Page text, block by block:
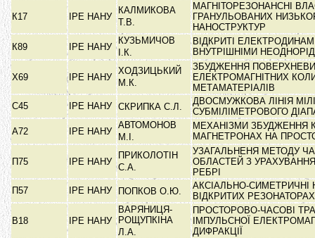
К17 ІРЕ НАНУ
КАЛМИКОВА
Т.В.
МАГНІТОРЕЗОНАНСНІ
ГРАНУЛЬОВАНИХ
НАНОСТРУКТУР
К89
ІРЕ НАНУ
КУЗЬМИЧОВ
І.К.
ВІДКРИТІ
ВНУТРІШНІМИ
Х69 ІРЕ НАНУ
ХОДЗИЦЬКИЙ
М.К.
ЗБУДЖЕННЯ
ЕЛЕКТРОМАГНІТНИХ
МЕТАМАТЕРІАЛІВ
С45
ІРЕ НАНУ СКРИПКА С.Л.
ДВОСМУЖКОВА ЛІНІЯ
СУБМІЛІМЕТРОВОГО
А72
ІРЕ НАНУ
АВТОМОНОВ
М.І.
МЕХАНІЗМИ ЗБУДЖЕННЯ
МАГНЕТРОНАХ НА
П75 ІРЕ НАНУ
ПРИКОЛОТІН
С.А.
УЗАГАЛЬНЕНЯ МЕТОДУ
ОБЛАСТЕЙ З
РЕБРІ
П57
ІРЕ НАНУ ПОПКОВ О.Ю.
АКСІАЛЬНО-СИМЕТРИЧНІ
ВІДКРИТИХ
В18 ІРЕ НАНУ
ВАРЯНИЦЯ-
РОЩУПКІНА
Л.А.
ПРОСТОРОВО-ЧАСОВІ
ІМПУЛЬСНОЇ
ДИФРАКЦІЇ